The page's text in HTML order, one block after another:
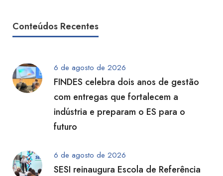
Conteúdos Recentes
6 de agosto de 2026
FINDES celebra dois anos de gestão
com entregas que fortalecem a
indústria e preparam o ES para o
futuro
6 de agosto de 2026
SESI reinaugura Escola de Referência